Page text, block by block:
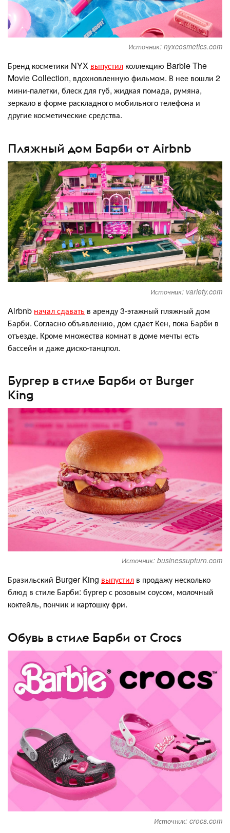
Источник: nyxcosmetics.com
Бренд косметики NYX выпустил коллекцию Barbie The
Movie Collection, вдохновленную фильмом. В нее вошли 2
мини-палетки, блеск для губ, жидкая помада, румяна,
зеркало в форме раскладного мобильного телефона и
другие косметические средства.
Пляжный дом Барби от Airbnb
Источник: variety.com
Airbnb начал сдавать в аренду 3-этажный пляжный дом
Барби. Согласно объявлению, дом сдает Кен, пока Барби в
отъезде. Кроме множества комнат в доме мечты есть
бассейн и даже диско-танцпол.
Бургер в стиле Барби от Burger
King
Источник: businessupturn.com
Бразильский Burger King выпустил в продажу несколько
блюд в стиле Барби: бургер с розовым соусом, молочный
коктейль, пончик и картошку фри.
Обувь в стиле Барби от Crocs
Источник: crocs.com